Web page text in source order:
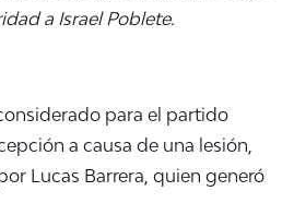
a Israel Poblete.
para el partido
a causa de una lesión,
Lucas Barrera, quien generó